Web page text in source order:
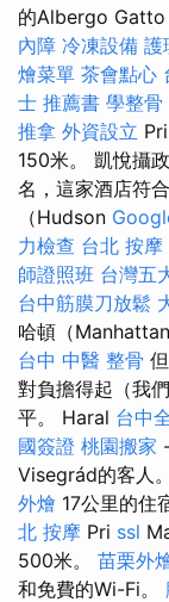
的Albergo
內障 冷凍設備 護
燴菜單 茶會點心
士 推薦書 學整骨
推拿 外資設立
150米。 凱悅攝
名，這家酒店符
（Hudson
力檢查 台北 按摩
師證照班 台灣五
台中筋膜刀放鬆
哈頓（
台中 中醫 整骨
對負擔得起（我
平。 Haral 台中
國簽證 桃園搬家
Visegrád的客人。
外燴 17公里的住
北 按摩 Pri ssl
500米。 苗栗外
和免費的Wi-Fi。